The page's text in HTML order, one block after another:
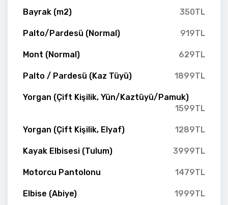
Bayrak (m2) 350TL
Palto/Pardesü (Normal) 919TL
Mont (Normal) 629TL
Palto / Pardesü (Kaz Tüyü) 1899TL
Yorgan (Çift Kişilik, Yün/Kaztüyü/Pamuk)
1599TL
Yorgan (Çift Kişilik, Elyaf) 1289TL
Kayak Elbisesi (Tulum) 3999TL
Motorcu Pantolonu 1479TL
Elbise (Abiye) 1999TL